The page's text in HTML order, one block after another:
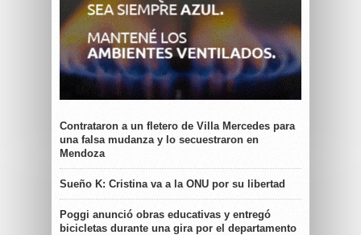
Contrataron a un fletero de Villa Mercedes para
una falsa mudanza y lo secuestraron en
Mendoza
Sueño K: Cristina va a la ONU por su libertad
Poggi anunció obras educativas y entregó
bicicletas durante una gira por el departamento